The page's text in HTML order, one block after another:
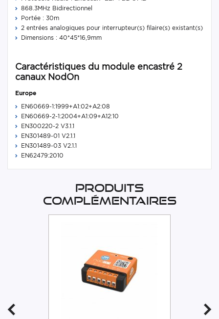
868.3MHz Bidirectionnel
Portée : 30m
2 entrées analogiques pour interrupteur(s) filaire(s) existant(s)
Dimensions : 40*45*16,9mm
Caractéristiques du module encastré 2
canaux NodOn
Europe
EN60669-1:1999+A1:02+A2:08
EN60669-2-1:2004+A1:09+A12:10
EN300220-2 V3.1.1
EN301489-01 V2.1.1
EN301489-03 V2.1.1
EN62479:2010
Produits
complémentaires